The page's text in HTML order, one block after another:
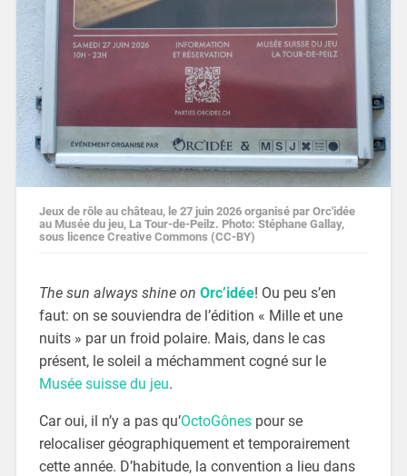
Jeux de rôle au château, le 27 juin 2026 organisé par Orc'idée
au Musée du jeu, La Tour-de-Peilz. Photo: Stéphane Gallay,
sous licence Creative Commons (CC-BY)
The sun always shine on Orc’idée! Ou peu s’en
faut: on se souviendra de l’édition « Mille et une
nuits » par un froid polaire. Mais, dans le cas
présent, le soleil a méchamment cogné sur le
Musée suisse du jeu.
Car oui, il n’y a pas qu’OctoGônespour se
relocaliser géographiquement et temporairement
cette année. D’habitude, la convention a lieu dans